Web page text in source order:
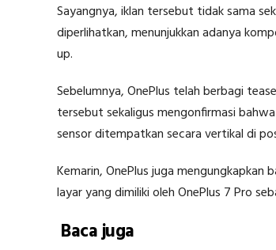
Sayangnya, iklan tersebut tidak sama
diperlihatkan, menunjukkan adanya
up.
Sebelumnya, OnePlus telah berbagi
tersebut sekaligus mengonfirmasi
sensor ditempatkan secara vertikal di
Kemarin, OnePlus juga mengungkapkan
layar yang dimiliki oleh OnePlus 7 Pro
Baca juga